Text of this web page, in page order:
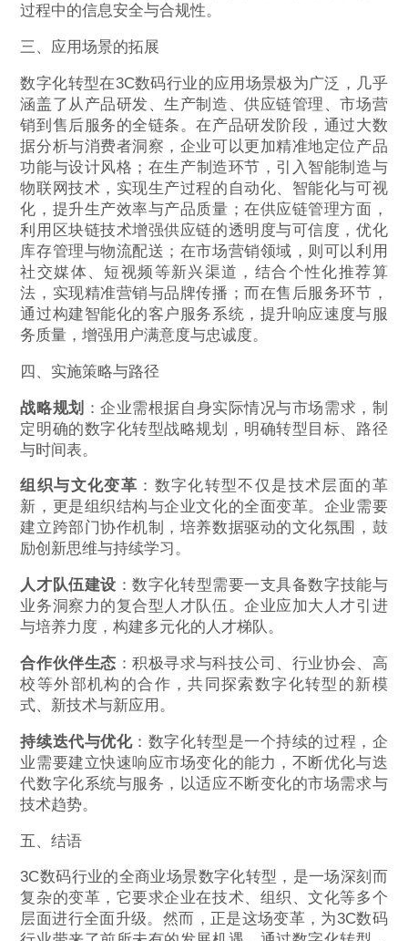
过程中的信息安全与合规性。
三、应用场景的拓展
数字化转型在3C数码行业的应用场景极为广泛，几乎
涵盖了从产品研发、生产制造、供应链管理、市场营
销到售后服务的全链条。在产品研发阶段，通过大数
据分析与消费者洞察，企业可以更加精准地定位产品
功能与设计风格；在生产制造环节，引入智能制造与
物联网技术，实现生产过程的自动化、智能化与可视
化，提升生产效率与产品质量；在供应链管理方面，
利用区块链技术增强供应链的透明度与可信度，优化
库存管理与物流配送；在市场营销领域，则可以利用
社交媒体、短视频等新兴渠道，结合个性化推荐算
法，实现精准营销与品牌传播；而在售后服务环节，
通过构建智能化的客户服务系统，提升响应速度与服
务质量，增强用户满意度与忠诚度。
四、实施策略与路径
战略规划 ：企业需根据自身实际情况与市场需求，制
定明确的数字化转型战略规划，明确转型目标、路径
与时间表。
组织与文化变革 ：数字化转型不仅是技术层面的革
新，更是组织结构与企业文化的全面变革。企业需要
建立跨部门协作机制，培养数据驱动的文化氛围，鼓
励创新思维与持续学习。
人才队伍建设 ：数字化转型需要一支具备数字技能与
业务洞察力的复合型人才队伍。企业应加大人才引进
与培养力度，构建多元化的人才梯队。
合作伙伴生态 ：积极寻求与科技公司、行业协会、高
校等外部机构的合作，共同探索数字化转型的新模
式、新技术与新应用。
持续迭代与优化：数字化转型是一个持续的过程，企
业需要建立快速响应市场变化的能力，不断优化与迭
代数字化系统与服务，以适应不断变化的市场需求与
技术趋势。
五、结语
3C数码行业的全商业场景数字化转型，是一场深刻而
复杂的变革，它要求企业在技术、组织、文化等多个
层面进行全面升级。然而，正是这场变革，为3C数码